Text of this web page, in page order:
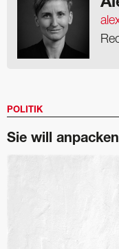
POLITIK
Sie will anpacken